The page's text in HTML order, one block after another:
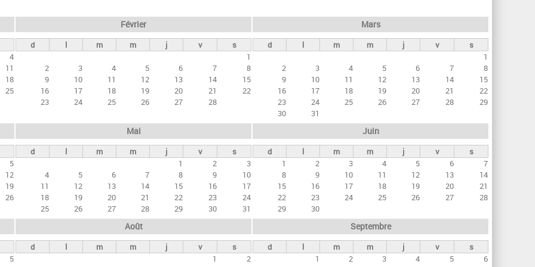
r
c
4
11
18
25
Février
d l m m j v
s
1
2
3 4 5 6 7
8
9
10 11 12 13 14
15
16
17 18 19 20 21
22
23
24 25 26 27 28
Mars
d l m m j v
s
1
2
3 4 5 6 7
8
9
10 11 12 13 14
15
16
17 18 19 20 21
22
23
24 25 26 27 28
29
30
31
5
12
19
26
Mai
d l m m j v
s
1
2
3
4
5 6 7 8 9
10
11
12 13 14 15 16
17
18
19 20 21 22 23
24
25
26 27 28 29 30 31
Juin
d l m m j v
s
1
2 3 4 5 6
7
8
9 10 11 12 13
14
15
16 17 18 19 20
21
22
23 24 25 26 27
28
29
30
5
Août
d l m m j v
s
1
2
Septembre
d l m m j v
s
1
2 3 4 5
6